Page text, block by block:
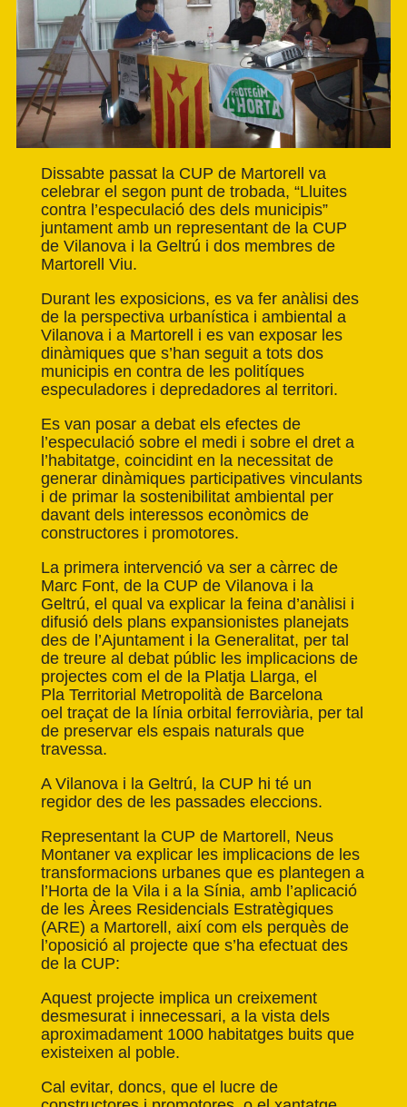
Dissabte passat la CUP de Martorell
va
celebrar el segon punt de trobada, “Lluites
contra l’especulació des dels municipis”
juntament amb un representant de la CUP
de Vilanova i la Geltrú i dos membres de
Martorell Viu.
Durant les exposicions, es va fer anàlisi des
de la perspectiva urbanística i ambiental a
Vilanova i a Martorell i es van exposar les
dinàmiques que s’han seguit a tots dos
municipis en contra de les politíques
especuladores i depredadores al territori.
Es van posar a debat els efectes de
l’especulació sobre el medi i sobre el dret a
l’habitatge, coincidint en la necessitat de
generar dinàmiques participatives vinculants
i de primar la sostenibilitat ambiental per
davant dels interessos econòmics de
constructores i promotores.
La primera intervenció va ser a càrrec de
Marc Font, de la CUP de Vilanova i la
Geltrú, el qual va explicar la feina d’anàlisi i
difusió dels plans expansionistes planejats
des de l’Ajuntament i la Generalitat, per tal
de treure al debat públic les implicacions de
projectes com el de la Platja Llarga, el
Pla Territorial Metropolità de Barcelona
oel traçat de la línia orbital ferroviària, per tal
de preservar els espais naturals que
travessa.
A Vilanova i la Geltrú, la CUP hi té un
regidor des de les passades eleccions.
Representant la CUP de Martorell, Neus
Montaner va explicar les implicacions de les
transformacions urbanes que es plantegen a
l’Horta de la Vila i a la Sínia, amb l’aplicació
de les Àrees Residencials Estratègiques
(ARE) a Martorell, així com els perquès de
l’oposició al projecte que s’ha efectuat des
de la CUP:
Aquest projecte implica un creixement
desmesurat i innecessari, a la vista dels
aproximadament 1000 habitatges buits que
existeixen al poble.
Cal evitar, doncs, que el lucre de